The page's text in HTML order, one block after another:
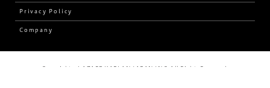
イエローゴールド
Privacy Policy
Company
Copyright © LAZARE KAPLAN JAPAN INC. All Rights Reserved.